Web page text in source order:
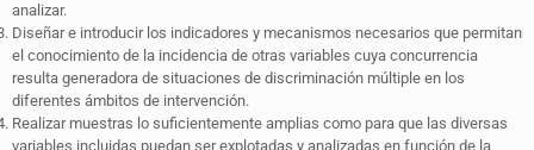
analizar.
Diseñar e introducir los indicadores y mecanismos necesarios que permitan
el conocimiento de la incidencia de otras variables cuya concurrencia
resulta generadora de situaciones de discriminación múltiple en los
diferentes ámbitos de intervención.
Realizar muestras lo suficientemente amplias como para que las diversas
variables incluidas puedan ser explotadas y analizadas en función de la